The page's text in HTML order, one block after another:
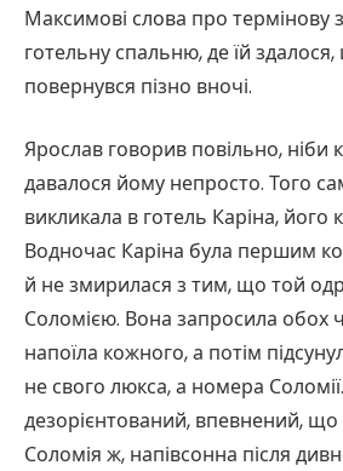
Максимові слова про термінову
готельну спальню, де їй
повернувся пізно вночі.
Ярослав говорив повільно,
давалося йому непросто. Того
викликала в готель Каріна, його
Водночас Каріна була першим
й не змирилася з тим, що той
Соломією. Вона запросила обох
напоїла кожного, а потім
не свого люкса, а номера
дезорієнтований, впевнений, що
Соломія ж, напівсонна після